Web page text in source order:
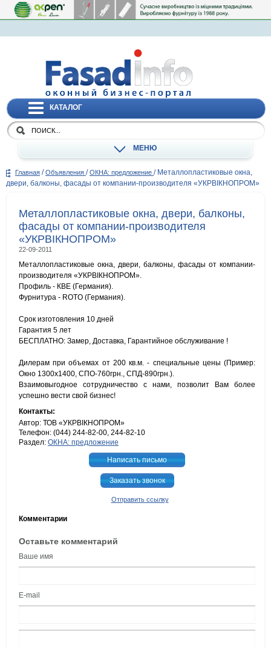
КАТАЛОГ
МЕНЮ
Главная / Объявления / ОКНА: предложение / Металлопластиковые окна,
двери, балконы, фасады от компании-производителя «УКРВIКНОПРОМ»
Металлопластиковые окна, двери, балконы,
фасады от компании-производителя
«УКРВIКНОПРОМ»
22-09-2011
Металлопластиковые окна, двери, балконы, фасады от компании-
производителя «УКРВIКНОПРОМ».
Профиль - КВЕ (Германия).
Фурнитура - ROTO (Германия).
Срок изготовления 10 дней
Гарантия 5 лет
БЕСПЛАТНО: Замер, Доставка, Гарантийное обслуживание !
Дилерам при объемах от 200 кв.м. - специальные цены (Пример:
Окно 1300х1400, СПО-760грн., СПД-890грн.).
Взаимовыгодное сотрудничество с нами, позволит Вам более
успешно вести свой бизнес!
Контакты:
Автор: ТОВ «УКРВІКНОПРОМ»
Телефон: (044) 244-82-00, 244-82-10
Раздел: ОКНА: предложение
Написать письмо
Заказать звонок
Отправить ссылку
Комментарии
Оставьте комментарий
Ваше имя
E-mail